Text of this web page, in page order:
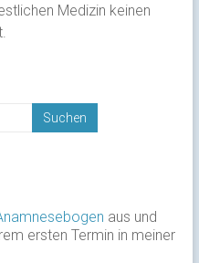
Medizin keinen
aus und
ersten Termin in meiner